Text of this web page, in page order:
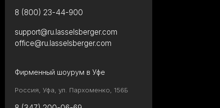
8 (800) 23-44-900
Фирменный шоурум в Уфе
Россия, Уфа, ул. Пархоменко, 156Б
support@ru.lasselsberger.com
office@ru.lasselsberger.com